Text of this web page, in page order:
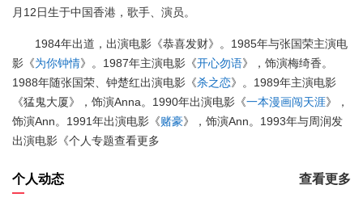
月12日生于中国香港，歌手、演员。
1984年出道，出演电影《恭喜发财》。1985年与张国荣主演电
影《为你钟情》。1987年主演电影《开心勿语》，饰演梅绮香。
1988年随张国荣、钟楚红出演电影《杀之恋》。1989年主演电影
《猛鬼大厦》，饰演Anna。1990年出演电影《一本漫画闯天涯》，
饰演Ann。1991年出演电影《赌豪》，饰演Ann。1993年与周润发
出演电影《个人专题查看更多
个人动态 查看更多